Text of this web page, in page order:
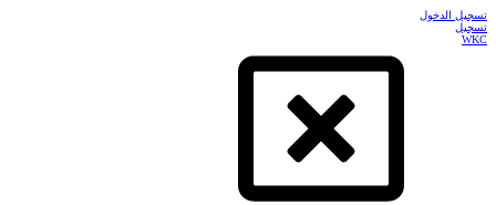
تسجيل الدخول
تسجيل
WKC